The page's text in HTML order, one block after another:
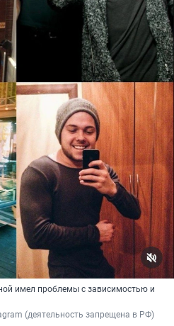
имел проблемы с зависимостью и
(деятельность запрещена в РФ)